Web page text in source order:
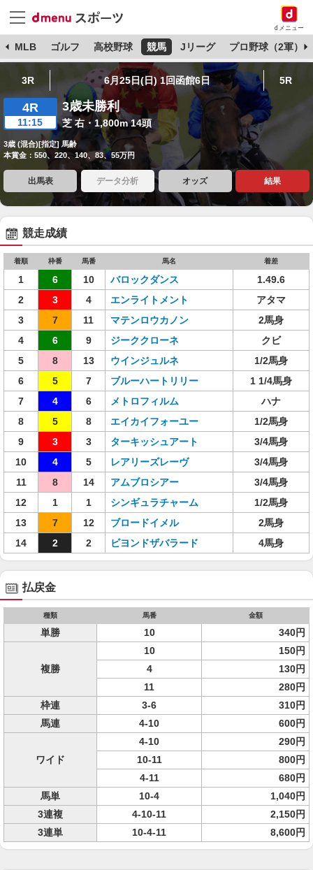
dメニュー
MLB ゴルフ 高校野球 競馬 Jリーグ プロ野球（2軍）
3R 6月25日(日) 1回函館6日 5R
4R
11:15
3歳未勝利
芝 右・1,800m 14頭
3歳 (混合)[指定] 馬齢
本賞金：550、220、140、83、55万円
出馬表 データ分析 オッズ 結果
競走成績
着順 枠番 馬番 馬名 着差
1 6 10 バロックダンス
1.49.6
2
3 4 エンライトメント
アタマ
3
7 11 マテンロウカノン
2馬身
4
6 9 ジーククローネ
クビ
5
8 13 ウインジュルネ
1/2馬身
6
5 7 ブルーハートリリー
1 1/4馬身
7
4 6 メトロフィルム
ハナ
8
5 8 エイカイフォーユー
1/2馬身
9
3 3 ターキッシュアート
3/4馬身
10
4 5 レアリーズレーヴ
3/4馬身
11
8 14 アムブロシアー
3/4馬身
12
1 1 シンギュラチャーム
1/2馬身
13
7 12 ブロードイメル
2馬身
14
2 2 ビヨンドザバラード 4馬身
払戻金
種類 馬番 金額
単勝 10 340円
複勝
10
150円
4
130円
11
280円
枠連
3-6
310円
馬連
4-10 600円
ワイド
4-10
290円
10-11
800円
4-11
680円
馬単
10-4
1,040円
3連複
4-10-11
2,150円
3連単
10-4-11 8,600円